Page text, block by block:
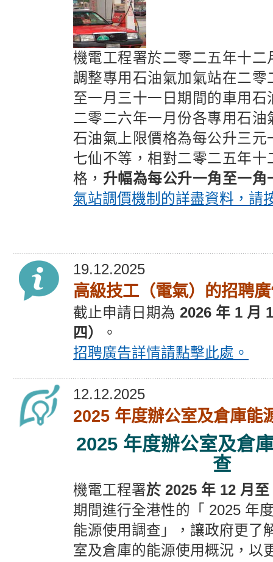
機電工程署於二零二五年十二
調整專用石油氣加氣站在二零
至一月三十一日期間的車用石
二零二六年一月份各專用石油
石油氣上限價格為每公升三元
七仙不等，相對二零二五年十
格， 升幅為每公升一角至一角
氣站調價機制的詳盡資料，請
19.12.2025
高級技工（電氣）的招聘
截止申請日期為 2026 年 1 月
四）
。
招聘廣告詳情請點擊此處。
12.12.2025
2025 年度辦公室及倉庫能
2025 年度辦公室及倉
查
機電工程署於 2025 年 12 月
期間進行全港性的「 2025 年
能源使用調查」，讓政府更了
室及倉庫的能源使用概況，以